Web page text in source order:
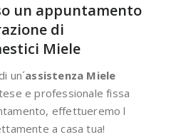
un appuntamento
di
Miele
un´assistenza Miele
e professionale fissa
effettueremo l
a casa tua!